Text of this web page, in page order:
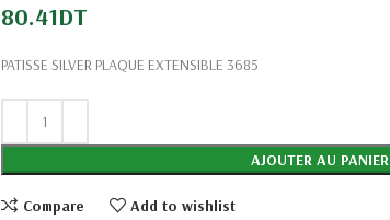
80.41DT
PATISSE SILVER PLAQUE EXTENSIBLE 3685
AJOUTER AU PANIER
Compare Add to wishlist